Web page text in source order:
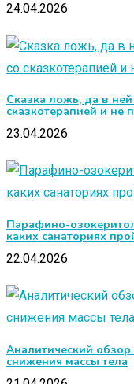
24.04.2026
Сказка ложь, да в
сказкотерапией и не
23.04.2026
Парафино-
каких санаториях
22.04.2026
Аналитический
снижения массы тела